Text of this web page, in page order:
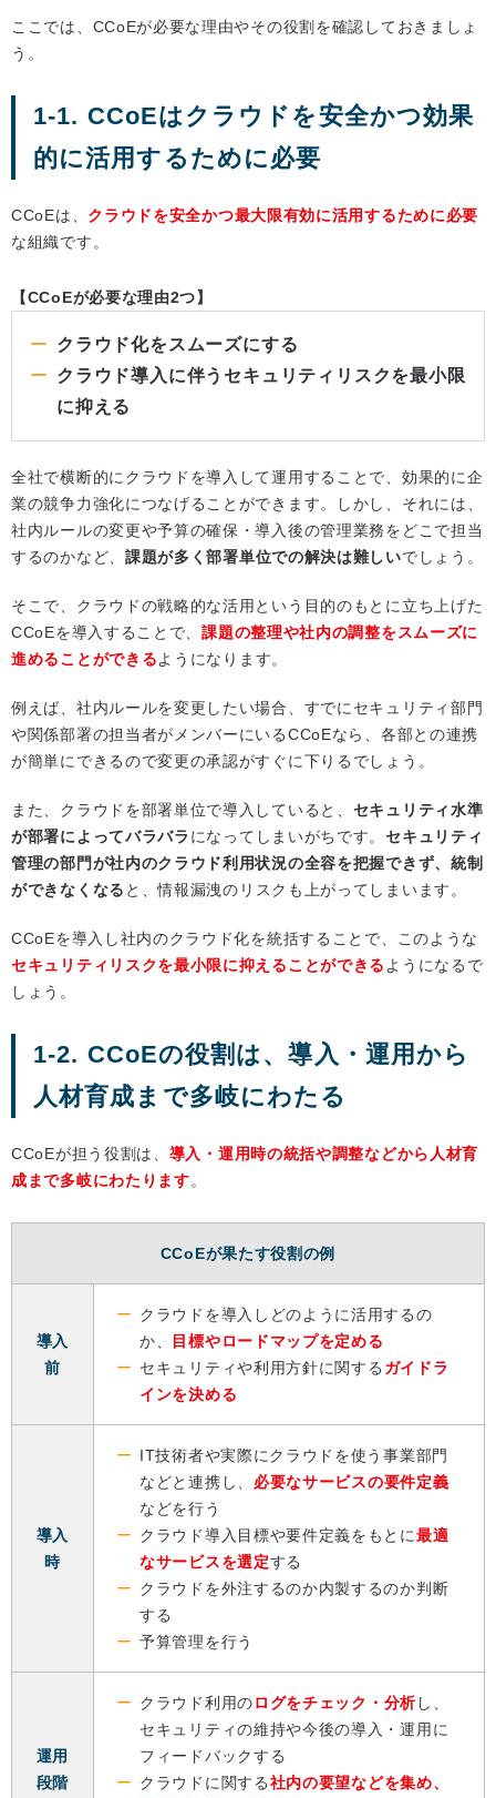
ここでは、CCoEが必要な理由やその役割を確認しておきましょ
う。
1-1. CCoEはクラウドを安全かつ効果
的に活用するために必要
CCoEは、 クラウドを安全かつ最大限有効に活用するために必要
な組織です。
【CCoEが必要な理由2つ】
クラウド化をスムーズにする
クラウド導入に伴うセキュリティリスクを最小限
に抑える
全社で横断的にクラウドを導入して運用することで、効果的に企
業の競争力強化につなげることができます。しかし、それには、
社内ルールの変更や予算の確保・導入後の管理業務をどこで担当
するのかなど、 課題が多く部署単位での解決は難しいでしょう。
そこで、クラウドの戦略的な活用という目的のもとに立ち上げた
CCoEを導入することで、課題の整理や社内の調整をスムーズに
進めることができるようになります。
例えば、社内ルールを変更したい場合、すでにセキュリティ部門
や関係部署の担当者がメンバーにいるCCoEなら、各部との連携
が簡単にできるので変更の承認がすぐに下りるでしょう。
また、クラウドを部署単位で導入していると、 セキュリティ水準
が部署によってバラバラ になってしまいがちです。セキュリティ
管理の部門が社内のクラウド利用状況の全容を把握できず、統制
ができなくなる と、情報漏洩のリスクも上がってしまいます。
CCoEを導入し社内のクラウド化を統括することで、このような
セキュリティリスクを最小限に抑えることができる ようになるで
しょう。
1-2. CCoEの役割は、導入・運用から
人材育成まで多岐にわたる
CCoEが担う役割は、 導入・運用時の統括や調整などから人材育
成まで多岐にわたります。
CCoEが果たす役割の例
導入
前
クラウドを導入しどのように活用するの
か、 目標やロードマップを定める
セキュリティや利用方針に関する ガイドラ
インを決める
導入
時
IT技術者や実際にクラウドを使う事業部門
などと連携し、 必要なサービスの要件定義
などを行う
クラウド導入目標や要件定義をもとに最適
なサービスを選定する
クラウドを外注するのか内製するのか判断
する
予算管理を行う
運用
段階
クラウド利用のログをチェック・分析し、
セキュリティの維持や今後の導入・運用に
フィードバックする
クラウドに関する社内の要望などを集め、